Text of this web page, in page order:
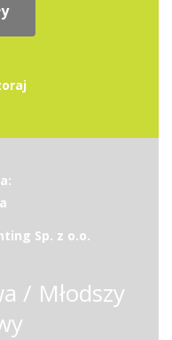
Sp. z o.o.
/ Młodszy